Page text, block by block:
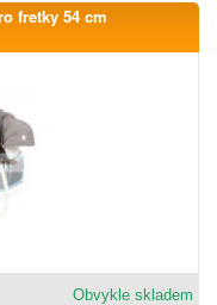
fretky 54 cm
Obvykle skladem